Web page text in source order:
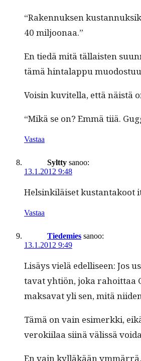
“Raken­nuk­sen
40 miljoonaa.”
En tiedä mitä täl­lais­ten
tämä hin­ta­lap­pu
Voisin kuvitel­la, että näistä
“Mikä se on? Emmä tiiä.
Vastaa
Syltty sanoo:
13.1.2012 9:48
Helsinkiläiset kus­tan­ta­koot
Vastaa
Tiedemies sanoo:
13.1.2012 9:49
Lisäys vielä edel­liseen:
ta­vat yhtiön, joka rahoit­taa
mak­sa­vat yli sen, mitä
Tämä on vain esimerk­ki,
veroki­ilaa siinä välis­sä
En vain kyl­läkään